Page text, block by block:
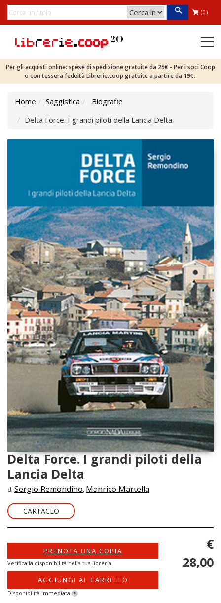
(0)
Per gli acquisti online: spese di spedizione gratuite da 25€ - Per i soci Coop
o con tessera fedeltà Librerie.coop gratuite a partire da 19€.
Home Saggistica
Biografie
Delta Force. I grandi piloti della Lancia Delta
Delta Force. I grandi piloti della
Lancia Delta
di Sergio Remondino, Manrico Martella
CARTACEO
PRENOTA UNA COPIA
Verifica la disponibilità nella tua libreria
AGGIUNGI AL CARRELLO
Disponibilità immediata ?
€
28,00